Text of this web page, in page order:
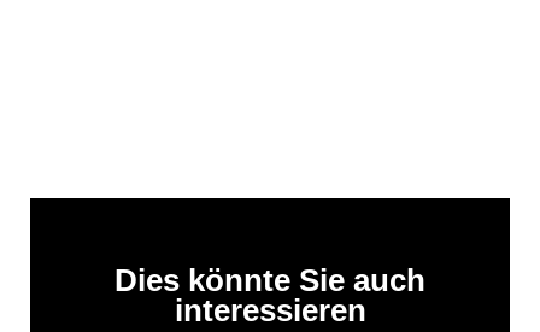
Dies könnte Sie auch
interessieren